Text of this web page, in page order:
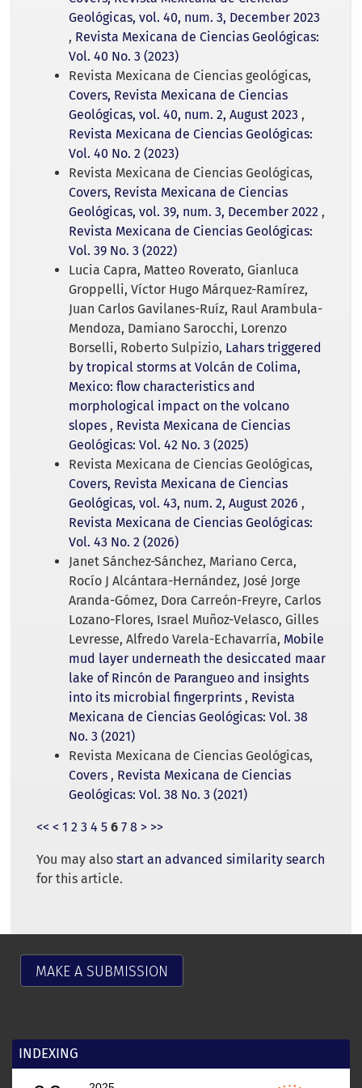
Geológicas, vol. 40, num. 3, December 2023
, Revista Mexicana de Ciencias Geológicas:
Vol. 40 No. 3 (2023)
Revista Mexicana de Ciencias geológicas,
Covers, Revista Mexicana de Ciencias
Geológicas, vol. 40, num. 2, August 2023 ,
Revista Mexicana de Ciencias Geológicas:
Vol. 40 No. 2 (2023)
Revista Mexicana de Ciencias Geológicas,
Covers, Revista Mexicana de Ciencias
Geológicas, vol. 39, num. 3, December 2022 ,
Revista Mexicana de Ciencias Geológicas:
Vol. 39 No. 3 (2022)
Lucia Capra, Matteo Roverato, Gianluca
Groppelli, Víctor Hugo Márquez-Ramírez,
Juan Carlos Gavilanes-Ruíz, Raul Arambula-
Mendoza, Damiano Sarocchi, Lorenzo
Borselli, Roberto Sulpizio, Lahars triggered
by tropical storms at Volcán de Colima,
Mexico: flow characteristics and
morphological impact on the volcano
slopes , Revista Mexicana de Ciencias
Geológicas: Vol. 42 No. 3 (2025)
Revista Mexicana de Ciencias Geológicas,
Covers, Revista Mexicana de Ciencias
Geológicas, vol. 43, num. 2, August 2026 ,
Revista Mexicana de Ciencias Geológicas:
Vol. 43 No. 2 (2026)
Janet Sánchez-Sánchez, Mariano Cerca,
Rocío J Alcántara-Hernández, José Jorge
Aranda-Gómez, Dora Carreón-Freyre, Carlos
Lozano-Flores, Israel Muñoz-Velasco, Gilles
Levresse, Alfredo Varela-Echavarría, Mobile
mud layer underneath the desiccated maar
lake of Rincón de Parangueo and insights
into its microbial fingerprints , Revista
Mexicana de Ciencias Geológicas: Vol. 38
No. 3 (2021)
Revista Mexicana de Ciencias Geológicas,
Covers , Revista Mexicana de Ciencias
Geológicas: Vol. 38 No. 3 (2021)
<< < 1 2 3 4 5 6 7 8 > >>
You may also start an advanced similarity search
for this article.
MAKE A SUBMISSION
INDEXING